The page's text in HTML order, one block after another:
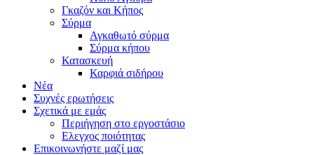
Γκαζόν και Κήπος
Σύρμα
Αγκαθωτό σύρμα
Σύρμα κήπου
Κατασκευή
Καρφιά σιδήρου
Νέα
Συχνές ερωτήσεις
Σχετικά με εμάς
Περιήγηση στο εργοστάσιο
Ελεγχος ποιότητας
Επικοινωνήστε μαζί μας